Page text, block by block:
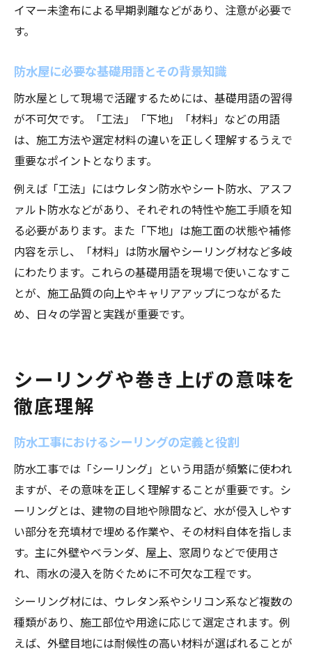
イマー未塗布による早期剥離などがあり、注意が必要で
す。
防水屋に必要な基礎用語とその背景知識
防水屋として現場で活躍するためには、基礎用語の習得
が不可欠です。「工法」「下地」「材料」などの用語
は、施工方法や選定材料の違いを正しく理解するうえで
重要なポイントとなります。
例えば「工法」にはウレタン防水やシート防水、アスフ
ァルト防水などがあり、それぞれの特性や施工手順を知
る必要があります。また「下地」は施工面の状態や補修
内容を示し、「材料」は防水層やシーリング材など多岐
にわたります。これらの基礎用語を現場で使いこなすこ
とが、施工品質の向上やキャリアアップにつながるた
め、日々の学習と実践が重要です。
シーリングや巻き上げの意味を
徹底理解
防水工事におけるシーリングの定義と役割
防水工事では「シーリング」という用語が頻繁に使われ
ますが、その意味を正しく理解することが重要です。シ
ーリングとは、建物の目地や隙間など、水が侵入しやす
い部分を充填材で埋める作業や、その材料自体を指しま
す。主に外壁やベランダ、屋上、窓周りなどで使用さ
れ、雨水の浸入を防ぐために不可欠な工程です。
シーリング材には、ウレタン系やシリコン系など複数の
種類があり、施工部位や用途に応じて選定されます。例
えば、外壁目地には耐候性の高い材料が選ばれることが